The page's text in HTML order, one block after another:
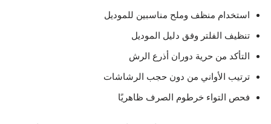
استخدام منظف وملح مناسبين للموديل
تنظيف الفلتر وفق دليل الموديل
التأكد من حرية دوران أذرع الرش
ترتيب الأواني من دون حجب الرشاشات
فحص التواء خرطوم الصرف ظاهريًا